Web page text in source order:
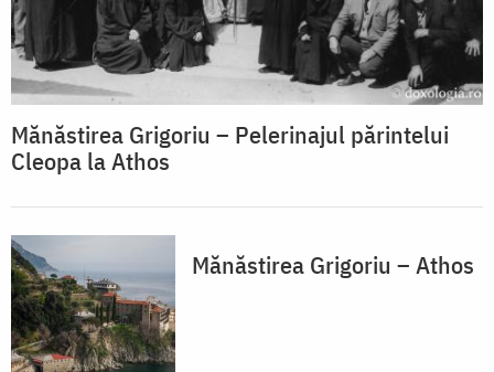
Mănăstirea Grigoriu – Pelerinajul părintelui
Cleopa la Athos
Mănăstirea Grigoriu – Athos